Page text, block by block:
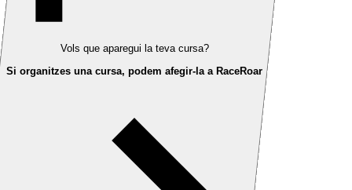
Vols que aparegui la teva cursa?
Si organitzes una cursa, podem afegir-la a RaceRoar